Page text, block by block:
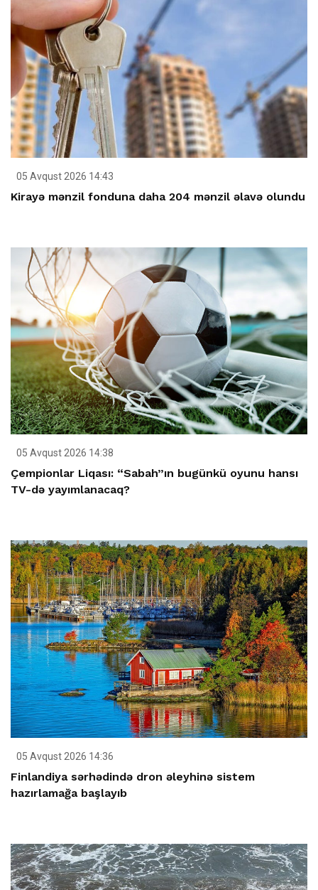
05 Avqust 2026 14:43
Kirayə mənzil fonduna daha 204 mənzil əlavə olundu
05 Avqust 2026 14:38
Çempionlar Liqası: “Sabah”ın bugünkü oyunu hansı
TV-də yayımlanacaq?
05 Avqust 2026 14:36
Finlandiya sərhədində dron əleyhinə sistem
hazırlamağa başlayıb